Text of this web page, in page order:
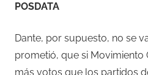
POSDATA
Dante, por supuesto, no se
prometió, que si Movimiento
más votos que los partidos